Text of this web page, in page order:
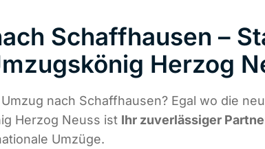
Schaffhausen –
Herzog
nach Schaffhausen? Egal wo die
Herzog Neuss ist Ihr zuverlässiger
Umzüge.